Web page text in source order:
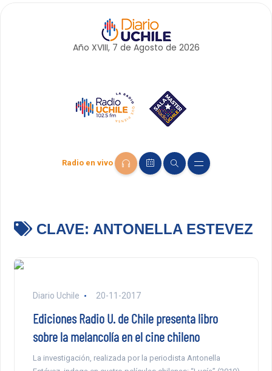
Año XVIII, 7 de Agosto de 2026
Radio en vivo
CLAVE: ANTONELLA ESTEVEZ
Diario Uchile 20-11-2017
Ediciones Radio U. de Chile presenta libro
sobre la melancolía en el cine chileno
La investigación, realizada por la periodista Antonella